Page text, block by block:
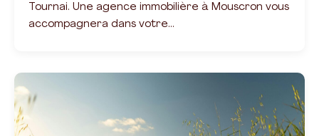
Tournai. Une agence immobilière à Mouscron vous
accompagnera dans votre…